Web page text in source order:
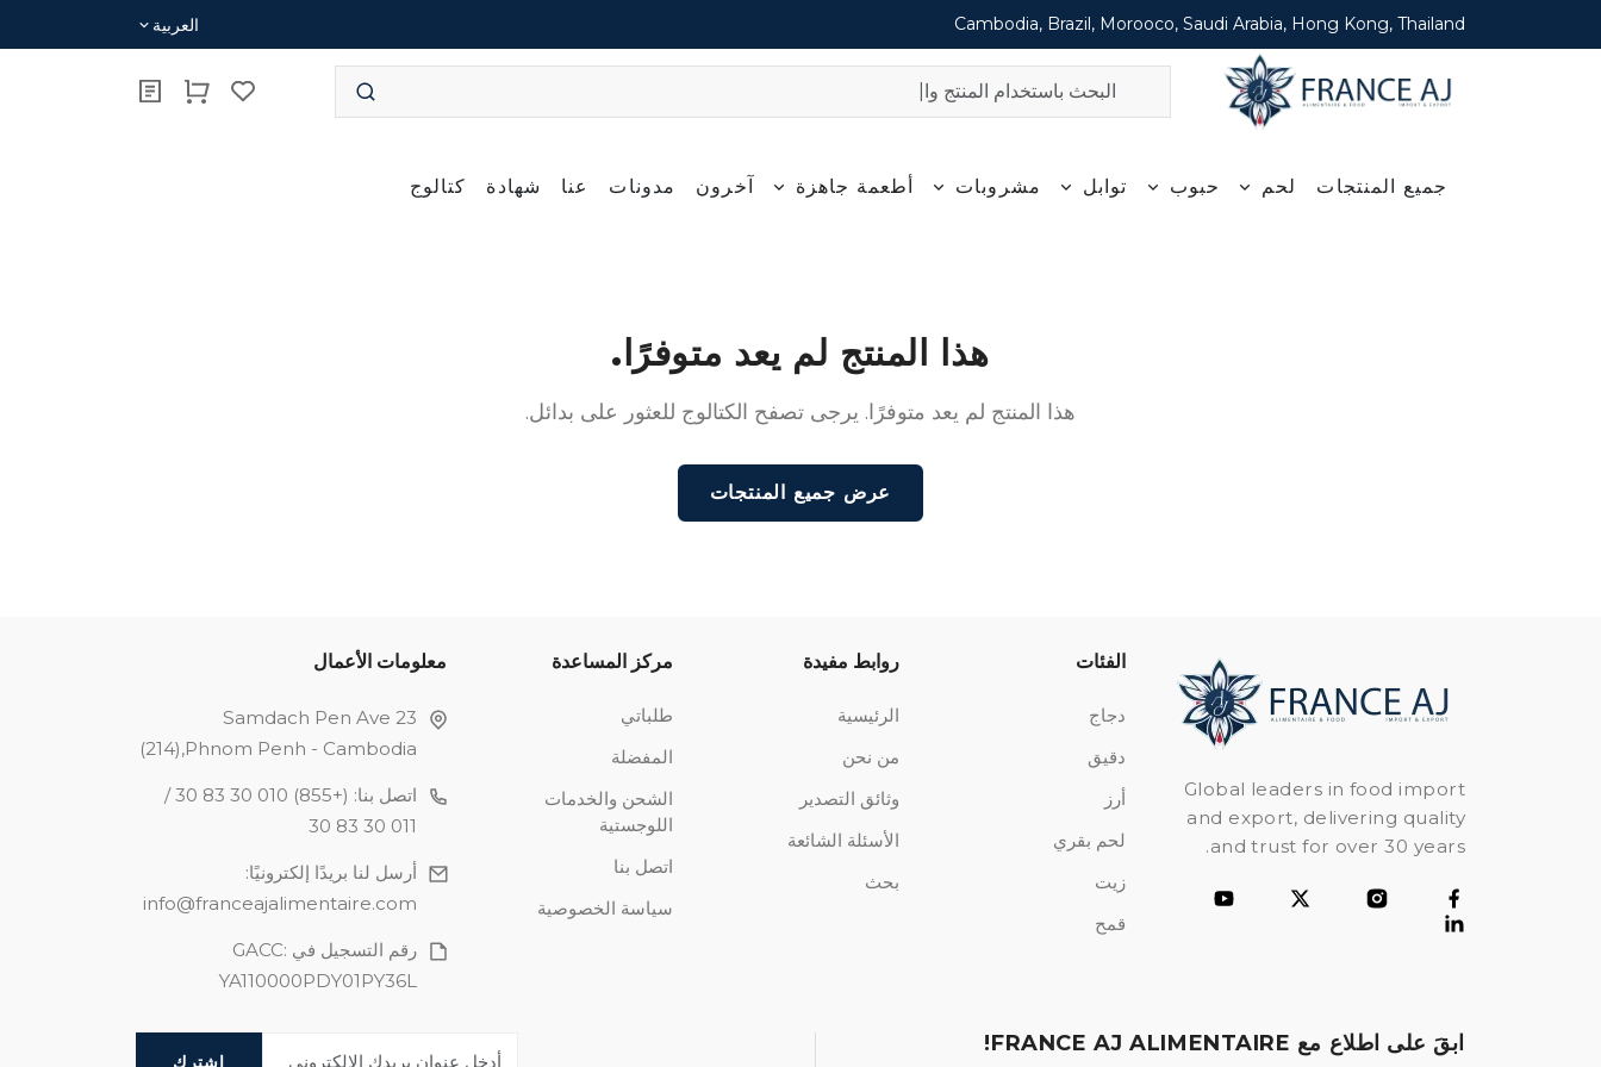
Cambodia, Brazil, Morooco, Saudi Arabia, Hong Kong, Thailand العربية
جميع المنتجات لحم حبوب توابل مشروبات أطعمة جاهزة آخرون مدونات عنا شهادة كتالوج
هذا المنتج لم يعد متوفرًا.
هذا المنتج لم يعد متوفرًا. يرجى تصفح الكتالوج للعثور على بدائل.
عرض جميع المنتجات
Global leaders in food import
and export, delivering quality
and trust for over 30 years.
الفئات
دجاج
دقيق
أرز
لحم بقري
زيت
قمح
روابط مفيدة
الرئيسية
من نحن
وثائق التصدير
الأسئلة الشائعة
بحث
مركز المساعدة
طلباتي
المفضلة
الشحن والخدمات
اللوجستية
اتصل بنا
سياسة الخصوصية
معلومات الأعمال
23 Samdach Pen Ave
(214),Phnom Penh - Cambodia
اتصل بنا:
(+855) 010 30 83 30 /
011 30 83 30
أرسل لنا بريدًا إلكترونيًا:
info@franceajalimentaire.com
رقم التسجيل في GACC :
YA110000PDY01PY36L
ابقَ على اطلاع مع FRANCE AJ ALIMENTAIRE!
اشترك